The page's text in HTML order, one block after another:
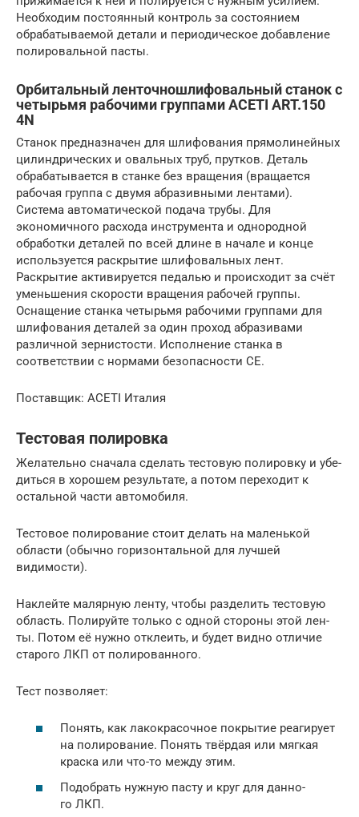
Необходим постоянный контроль за состоянием
обрабатываемой детали и периодическое добавление
полировальной пасты.
Орбитальный ленточношлифовальный станок с
четырьмя рабочими группами ACETI ART.150
4N
Станок предназначен для шлифования прямолинейных
цилиндрических и овальных труб, прутков. Деталь
обрабатывается в станке без вращения (вращается
рабочая группа с двумя абразивными лентами).
Система автоматической подача трубы. Для
экономичного расхода инструмента и однородной
обработки деталей по всей длине в начале и конце
используется раскрытие шлифовальных лент.
Раскрытие активируется педалью и происходит за счёт
уменьшения скорости вращения рабочей группы.
Оснащение станка четырьмя рабочими группами для
шлифования деталей за один проход абразивами
различной зернистости. Исполнение станка в
соответствии с нормами безопасности СЕ.
Поставщик: ACETI Италия
Тестовая полировка
Жела­тель­но сна­ча­ла сде­лать тесто­вую поли­ров­ку и убе­
дить­ся в хоро­шем резуль­та­те, а потом пере­хо­дит к
осталь­ной части автомобиля.
Тесто­вое поли­ро­ва­ние сто­ит делать на малень­кой
обла­сти (обыч­но гори­зон­таль­ной для луч­шей
видимости).
Наклей­те маляр­ную лен­ту, что­бы раз­де­лить тесто­вую
область. Поли­руй­те толь­ко с одной сто­ро­ны этой лен­
ты. Потом её нуж­но откле­ить, и будет вид­но отли­чие
ста­ро­го ЛКП от полированного.
Тест поз­во­ля­ет:
Понять, как лако­кра­соч­ное покры­тие реа­ги­ру­ет
на поли­ро­ва­ние. Понять твёр­дая или мяг­кая
крас­ка или что-то меж­ду этим.
Подо­брать нуж­ную пас­ту и круг для дан­но­
го ЛКП.